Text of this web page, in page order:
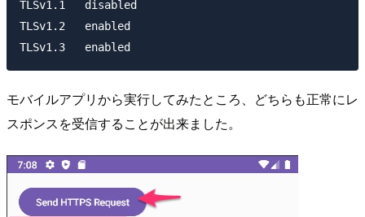
TLSv1.1   disabled
TLSv1.2   enabled
モバイルアプリから実行してみたところ、どちらも正常にレ
スポンスを受信することが出来ました。